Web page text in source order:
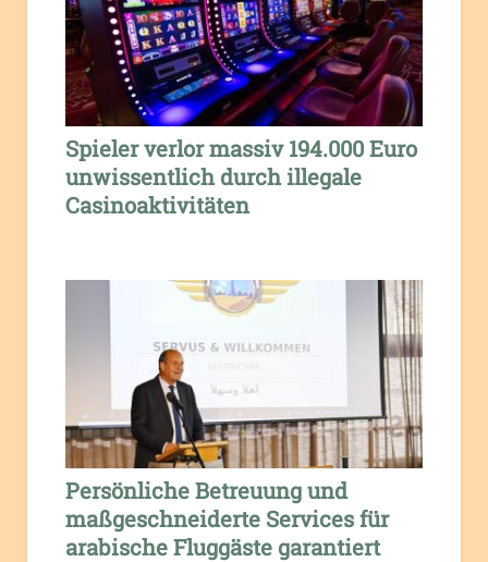
Spieler verlor massiv 194.000 Euro
unwissentlich durch illegale
Casinoaktivitäten
Persönliche Betreuung und
maßgeschneiderte Services für
arabische Fluggäste garantiert